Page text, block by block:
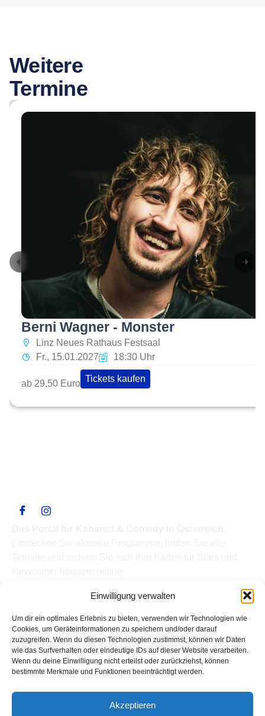
Einwilligung verwalten
Um dir ein optimales Erlebnis zu bieten, verwenden wir Technologien wie
Cookies, um Geräteinformationen zu speichern und/oder darauf
zuzugreifen. Wenn du diesen Technologien zustimmst, können wir Daten
wie das Surfverhalten oder eindeutige IDs auf dieser Website verarbeiten.
Wenn du deine Einwilligung nicht erteilst oder zurückziehst, können
bestimmte Merkmale und Funktionen beeinträchtigt werden.
Akzeptieren
Weitere
Termine
Berni Wagner - Monster
Linz Neues Rathaus Festsaal
Fr., 15.01.2027
18:30 Uhr
ab 29,50 Euro Tickets kaufen
Termine
Kabarettisten
Spielorte
Top Links
Kabarettisten in Österreich: Aktuelle Stars & Programme
Kontakt